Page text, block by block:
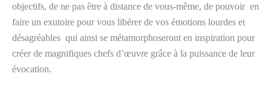
objectifs, de ne pas être à distance de vous-même, de pouvoir en
faire un exutoire pour vous libérer de vos émotions lourdes et
désagréables qui ainsi se métamorphoseront en inspiration pour
créer de magnifiques chefs d’œuvre grâce à la puissance de leur
évocation.